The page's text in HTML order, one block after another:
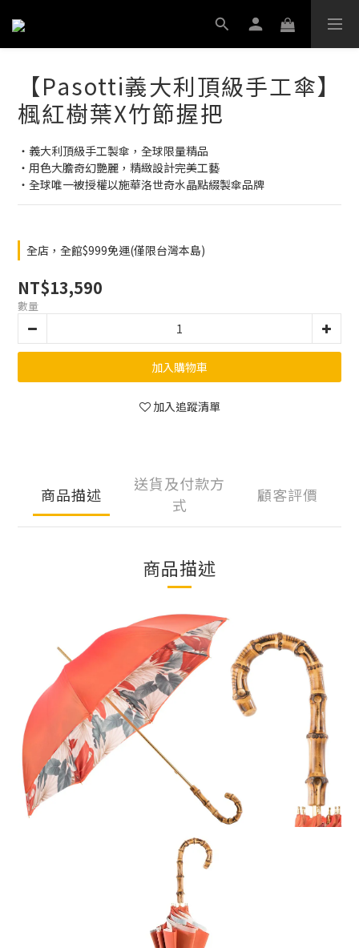
【Pasotti義大利頂級手工傘】
楓紅樹葉X竹節握把
‧義大利頂級手工製傘，全球限量精品
‧用色大膽奇幻艷麗，精緻設計完美工藝
‧全球唯一被授權以施華洛世奇水晶點綴製傘品牌
全店，全館$999免運(僅限台灣本島)
NT$13,590
數量
加入購物車
加入追蹤清單
商品描述
送貨及付款方
式
顧客評價
商品描述